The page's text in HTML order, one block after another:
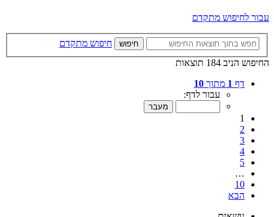
עבור לחיפוש מתקדם
חיפוש
חיפוש מתקדם
החיפוש הניב 184 תוצאות
דף 1 מתוך 10
עבור לדף:
1
2
3
4
5
…
10
הבא